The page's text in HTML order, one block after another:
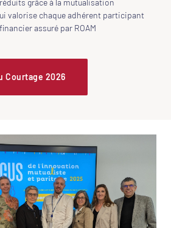
valorise chaque adhérent participant
assuré par ROAM
Courtage 2026